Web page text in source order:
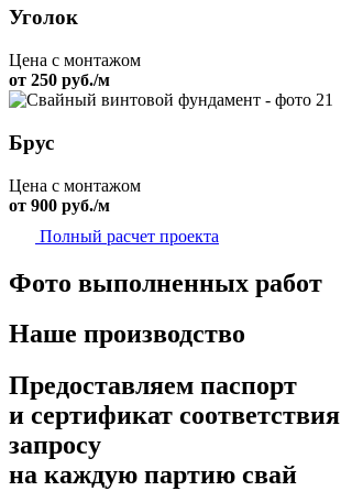
Уголок
Цена с монтажом
от 250 руб./м
Брус
Цена с монтажом
от 900 руб./м
Полный расчет проекта
Фото выполненных работ
Наше производство
Предоставляем паспорт
и сертификат соответствия
запросу
на каждую партию свай